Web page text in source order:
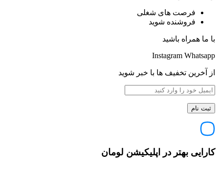
فرصت های شغلی
فروشنده شوید
با ما همراه باشید
Instagram Whatsapp
از آخرین تخفیف ها با خبر شوید
کارایی بهتر در اپلیکیشن لومان